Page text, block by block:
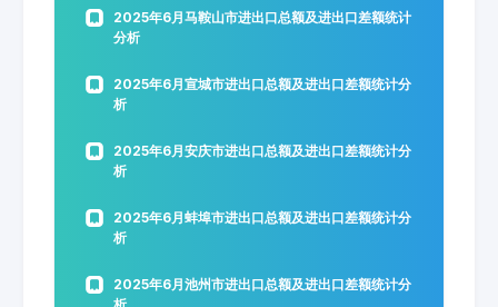
2025年6月马鞍山市进出口总额及进出口差额统计
分析
2025年6月宣城市进出口总额及进出口差额统计分
析
2025年6月安庆市进出口总额及进出口差额统计分
析
2025年6月蚌埠市进出口总额及进出口差额统计分
析
2025年6月池州市进出口总额及进出口差额统计分